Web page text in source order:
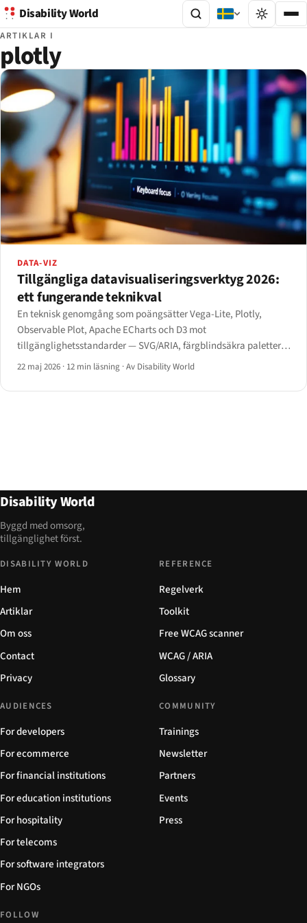
Disability World
ARTIKLAR I
plotly
DATA-VIZ
Tillgängliga datavisualiseringsverktyg 2026:
ett fungerande teknikval
En teknisk genomgång som poängsätter Vega-Lite, Plotly,
Observable Plot, Apache ECharts och D3 mot
tillgänglighetsstandarder — SVG/ARIA, färgblindsäkra paletter,
tangentbordsnavigering av datapunkter, skärmläsarhierarki och
22 maj 2026 · 12 min läsning ·Av Disability World
Disability World
Byggd med omsorg,
tillgänglighet först.
DISABILITY WORLD
Hem
Artiklar
Om oss
Contact
Privacy
REFERENCE
Regelverk
Toolkit
Free WCAG scanner
WCAG / ARIA
Glossary
AUDIENCES
For developers
For ecommerce
For financial institutions
For education institutions
For hospitality
For telecoms
For software integrators
For NGOs
COMMUNITY
Trainings
Newsletter
Partners
Events
Press
FOLLOW